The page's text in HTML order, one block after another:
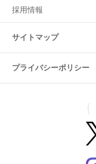
採用情報
サイトマップ
プライバシーポリシー